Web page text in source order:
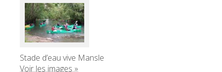
Stade d’eau vive Mansle
Voir les images »